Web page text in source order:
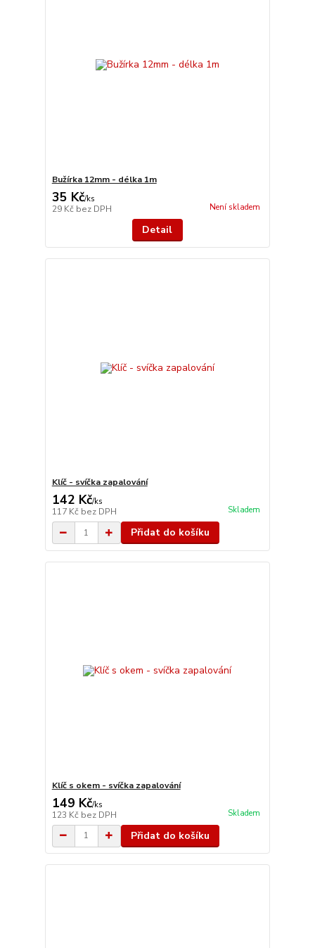
Bužírka 12mm - délka 1m
35 Kč/ks
29 Kč bez DPH Není skladem
Detail
Klíč - svíčka zapalování
142 Kč/ks
117 Kč bez DPH Skladem
Přidat do košíku
Klíč s okem - svíčka zapalování
149 Kč/ks
123 Kč bez DPH Skladem
Přidat do košíku